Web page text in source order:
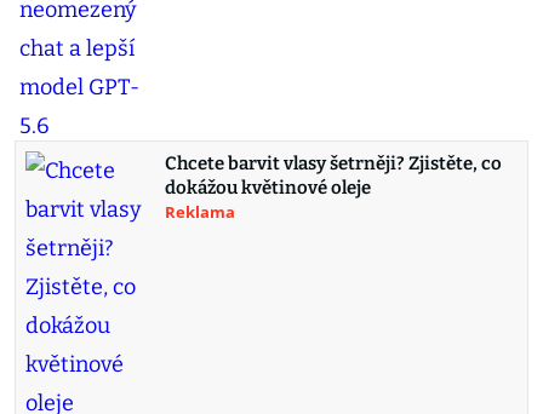
Chcete barvit vlasy šetrněji? Zjistěte, co
dokážou květinové oleje
Reklama